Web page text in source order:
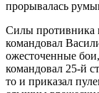
прорывалась
Силы противника
командовал
ожесточенные
командовал 25-й
то и приказал